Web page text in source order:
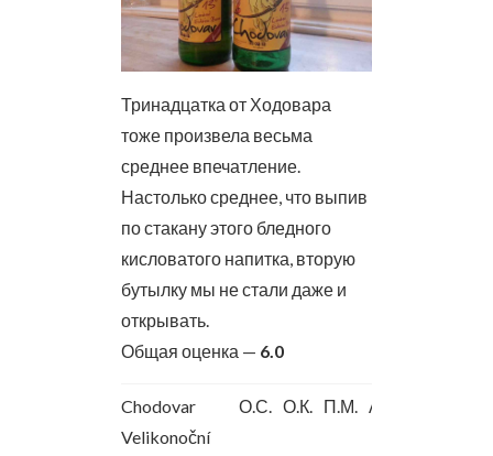
Тринадцатка от Ходовара
тоже произвела весьма
среднее впечатление.
Настолько среднее, что выпив
по стакану этого бледного
кисловатого напитка, вторую
бутылку мы не стали даже и
открывать.
Общая оценка — 6.0
Chodovar
Velikonoční
О.С. О.К. П.М. А.Ш.